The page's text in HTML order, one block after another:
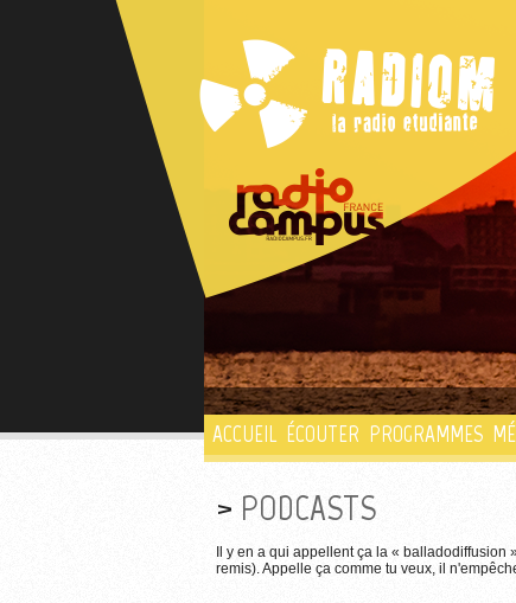
ACCUEIL ÉCOUTER PROGRAMMES
PODCASTS
Il y en a qui appellent ça la «
remis). Appelle ça comme tu veux, il